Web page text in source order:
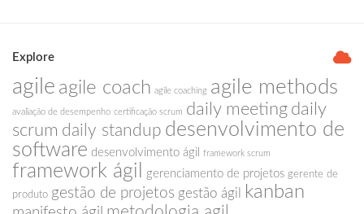
Explore
agile agile coach agile coaching agile methods
avaliação de desempenho certificação scrum daily meeting daily
scrum daily standup desenvolvimento de
software desenvolvimento ágil framework scrum
framework ágil gerenciamento de projetos gerente de
produto gestão de projetos gestão ágil kanban